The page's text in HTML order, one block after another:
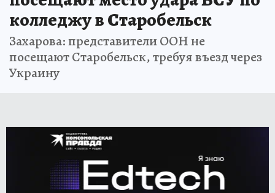
колледжу в Старобельск
Захарова: представители ООН не
посещают Старобельск, требуя въезд через
Украину